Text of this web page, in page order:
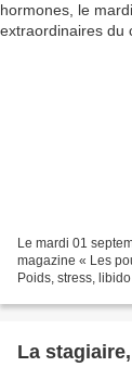
Le mardi 01
magazine « Les
Poids, stress,
La